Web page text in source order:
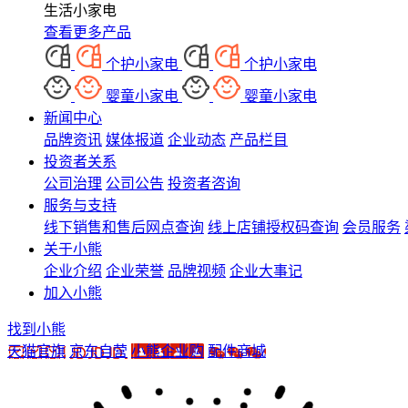
生活小家电
查看更多产品
个护小家电 个护小家电
婴童小家电
婴童小家电
新闻中心
品牌资讯 媒体报道 企业动态 产品栏目
投资者关系
公司治理 公司公告 投资者咨询
服务与支持
线下销售和售后网点查询 线上店铺授权码查询 会员服务
关于小熊
企业介绍 企业荣誉 品牌视频 企业大事记
加入小熊
找到小熊
天猫官旗 京东自营 小熊企业购 配件商城